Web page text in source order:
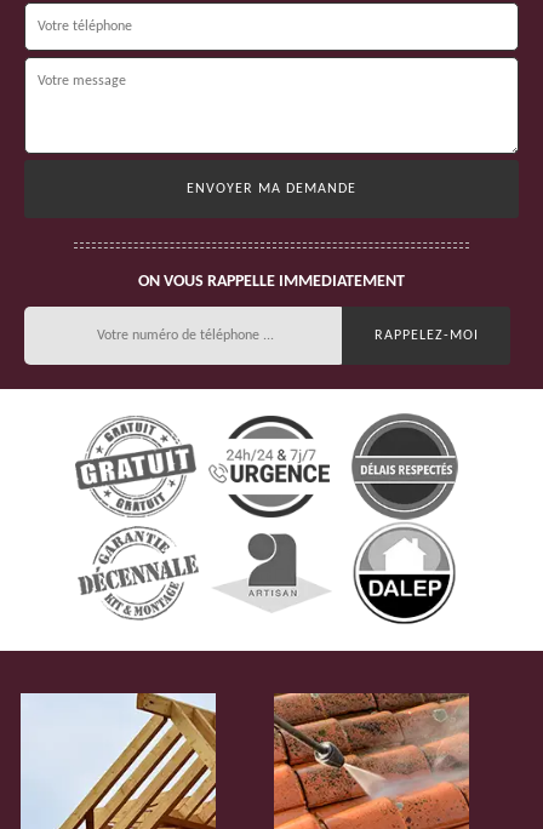
ON VOUS RAPPELLE IMMEDIATEMENT